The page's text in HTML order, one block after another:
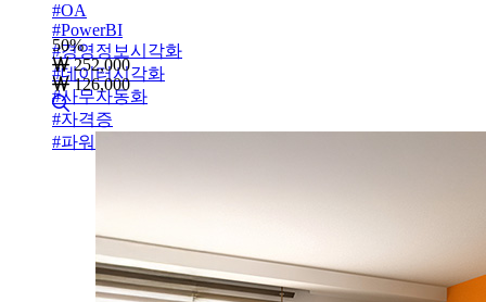
#OA
#PowerBI
#경영정보시각화
#데이터시각화
#사무자동화
#자격증
#파워BI
50%
252,000
126,000